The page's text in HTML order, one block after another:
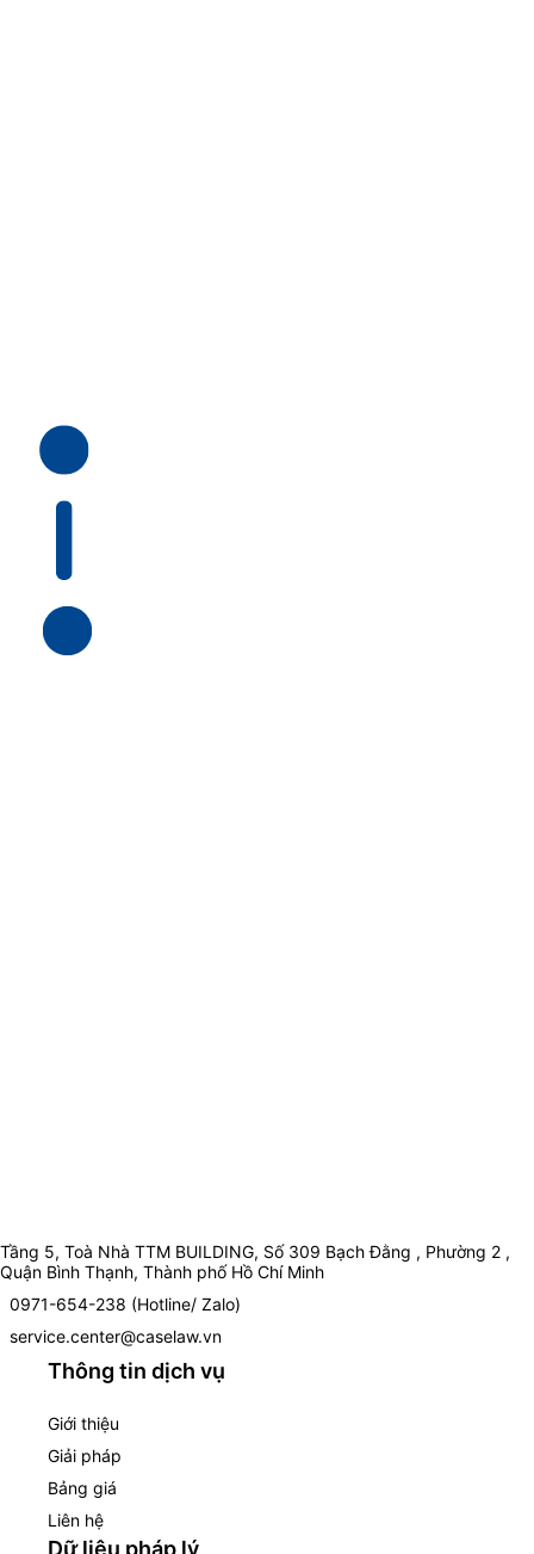
Tầng 5, Toà Nhà TTM BUILDING, Số 309 Bạch Đằng , Phường 2 ,
Quận Bình Thạnh, Thành phố Hồ Chí Minh
0971-654-238 (Hotline/ Zalo)
service.center@caselaw.vn
Thông tin dịch vụ
Giới thiệu
Giải pháp
Bảng giá
Liên hệ
Dữ liệu pháp lý